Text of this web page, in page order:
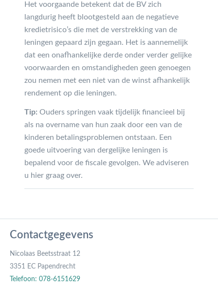
Het voorgaande betekent dat de BV zich
langdurig heeft blootgesteld aan de negatieve
kredietrisico’s die met de verstrekking van de
leningen gepaard zijn gegaan. Het is aannemelijk
dat een onafhankelijke derde onder verder gelijke
voorwaarden en omstandigheden geen genoegen
zou nemen met een niet van de winst afhankelijk
rendement op die leningen.
Tip: Ouders springen vaak tijdelijk financieel bij
als na overname van hun zaak door een van de
kinderen betalingsproblemen ontstaan. Een
goede uitvoering van dergelijke leningen is
bepalend voor de fiscale gevolgen. We adviseren
u hier graag over.
Contactgegevens
Nicolaas Beetsstraat 12
3351 EC Papendrecht
Telefoon: 078-6151629